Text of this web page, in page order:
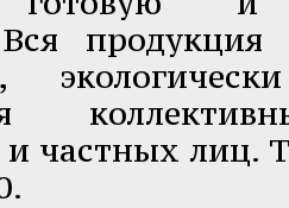
продукция
частных лиц.